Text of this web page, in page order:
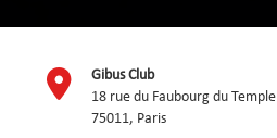
Gibus Club
18 rue du Faubourg du Temple
75011, Paris